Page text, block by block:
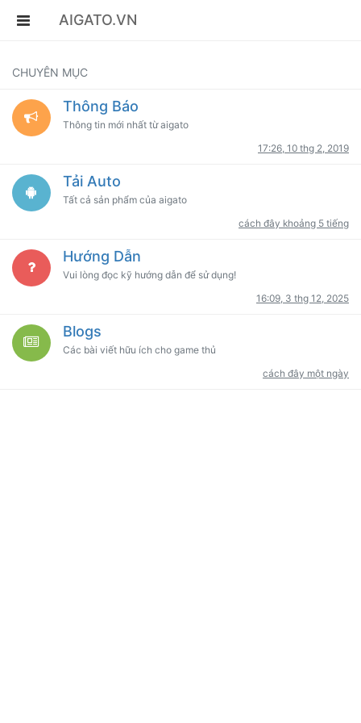
AIGATO.VN
CHUYÊN MỤC
Thông Báo
Thông tin mới nhất từ aigato
17:26, 10 thg 2, 2019
Tải Auto
Tất cả sản phẩm của aigato
cách đây khoảng 5 tiếng
Hướng Dẫn
Vui lòng đọc kỹ hướng dẫn để sử dụng!
16:09, 3 thg 12, 2025
Blogs
Các bài viết hữu ích cho game thủ
cách đây một ngày